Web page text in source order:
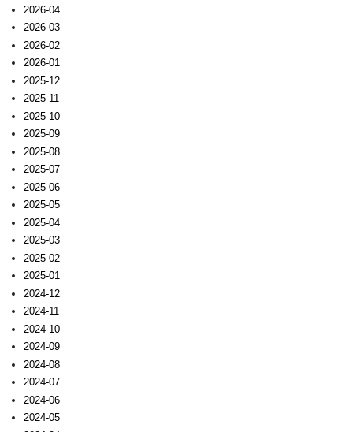
2026-04
2026-03
2026-02
2026-01
2025-12
2025-11
2025-10
2025-09
2025-08
2025-07
2025-06
2025-05
2025-04
2025-03
2025-02
2025-01
2024-12
2024-11
2024-10
2024-09
2024-08
2024-07
2024-06
2024-05